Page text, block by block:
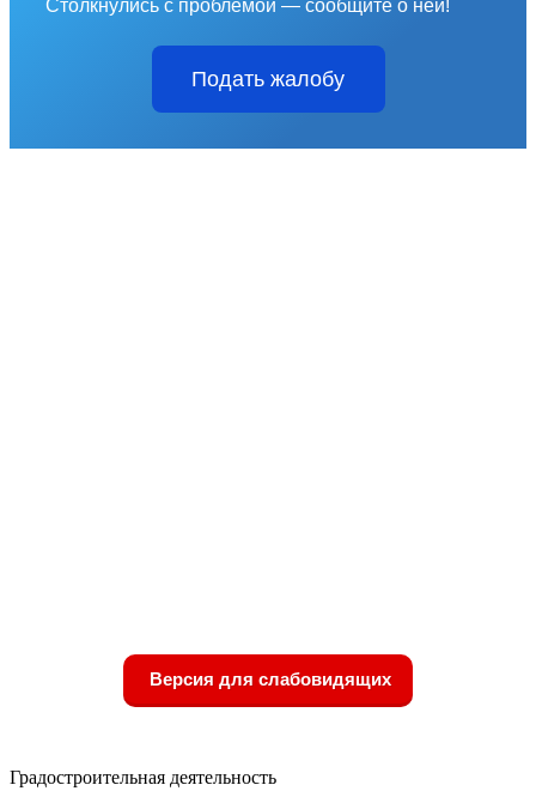
Столкнулись с проблемой — сообщите о ней!
Подать жалобу
Версия для слабовидящих
Градостроительная деятельность